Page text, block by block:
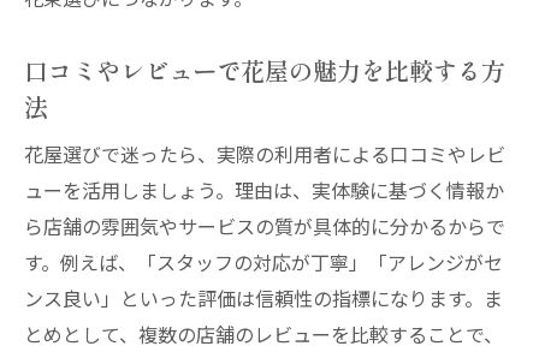
口コミやレビューで花屋の魅力を比較する方
法
花屋選びで迷ったら、実際の利用者による口コミやレビ
ューを活用しましょう。理由は、実体験に基づく情報か
ら店舗の雰囲気やサービスの質が具体的に分かるからで
す。例えば、「スタッフの対応が丁寧」「アレンジがセ
ンス良い」といった評価は信頼性の指標になります。ま
とめとして、複数の店舗のレビューを比較することで、